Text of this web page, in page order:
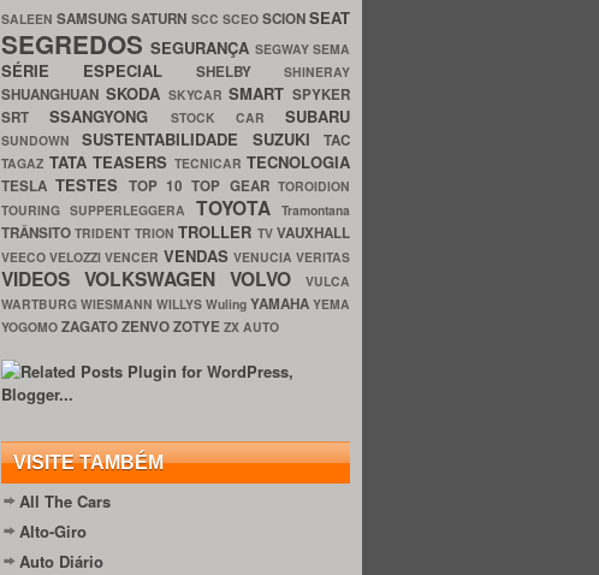
SALEENSAMSUNGSATURN SCC SCEO SCIONSEAT
SEGREDOSSEGURANÇA SEGWAYSEMA
SÉRIE ESPECIAL SHELBY SHINERAY
SHUANGHUAN SKODA SKYCARSMART SPYKER
SRTSSANGYONG STOCK CAR SUBARU
SUNDOWNSUSTENTABILIDADE SUZUKITAC
TAGAZ TATA TEASERS TECNICAR TECNOLOGIA
TESLATESTES TOP 10TOP GEARTOROIDION
TOURING SUPPERLEGGERA TOYOTATramontana
TRÂNSITOTRIDENT TRIONTROLLER TVVAUXHALL
VEECOVELOZZIVENCER VENDAS VENUCIAVERITAS
VIDEOS VOLKSWAGEN VOLVO
VULCA
WARTBURG WIESMANN WILLYS Wuling YAMAHA YEMA
YOGOMO ZAGATOZENVOZOTYE ZX AUTO
VISITE TAMBÉM
All The Cars
Alto-Giro
Auto Diário